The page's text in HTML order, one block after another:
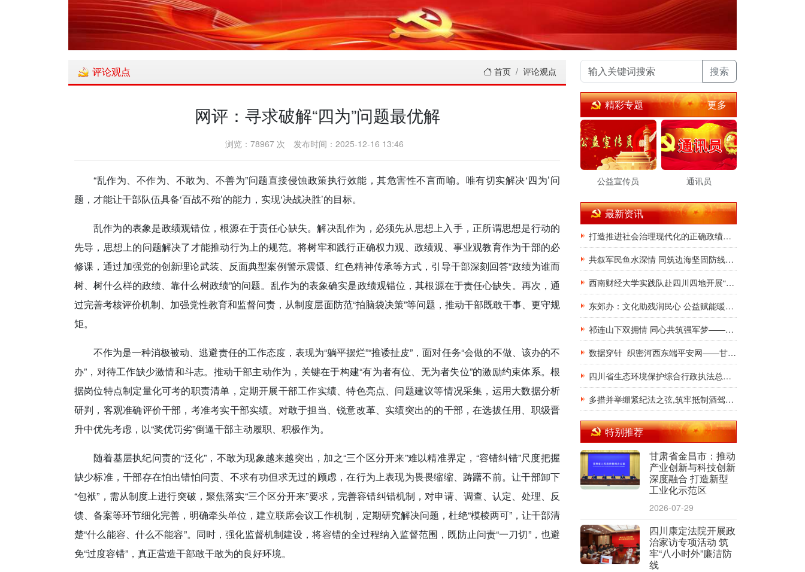
评论观点 首页 评论观点
网评：寻求破解“四为”问题最优解
浏览：78967 次 发布时间：2025-12-16 13:46
“乱作为、不作为、不敢为、不善为”问题直接侵蚀政策执行效能，其危害性不言而喻。唯有切实解决‘四为’问
题，才能让干部队伍具备‘百战不殆’的能力，实现‘决战决胜’的目标。
乱作为的表象是政绩观错位，根源在于责任心缺失。解决乱作为，必须先从思想上入手，正所谓思想是行动的
先导，思想上的问题解决了才能推动行为上的规范。将树牢和践行正确权力观、政绩观、事业观教育作为干部的必
修课，通过加强党的创新理论武装、反面典型案例警示震慑、红色精神传承等方式，引导干部深刻回答“政绩为谁而
树、树什么样的政绩、靠什么树政绩”的问题。乱作为的表象确实是政绩观错位，其根源在于责任心缺失。再次，通
过完善考核评价机制、加强党性教育和监督问责，从制度层面防范“拍脑袋决策”等问题，推动干部既敢干事、更守规
矩。
不作为是一种消极被动、逃避责任的工作态度，表现为“躺平摆烂”“推诿扯皮”，面对任务“会做的不做、该办的不
办”，对待工作缺少激情和斗志。推动干部主动作为，关键在于构建“有为者有位、无为者失位”的激励约束体系。根
据岗位特点制定量化可考的职责清单，定期开展干部工作实绩、特色亮点、问题建议等情况采集，运用大数据分析
研判，客观准确评价干部，考准考实干部实绩。对敢于担当、锐意改革、实绩突出的的干部，在选拔任用、职级晋
升中优先考虑，以“奖优罚劣”倒逼干部主动履职、积极作为。
随着基层执纪问责的“泛化”，不敢为现象越来越突出，加之“三个区分开来”难以精准界定，“容错纠错”尺度把握
缺少标准，干部存在怕出错怕问责、不求有功但求无过的顾虑，在行为上表现为畏畏缩缩、踌躇不前。让干部卸下
“包袱”，需从制度上进行突破，聚焦落实“三个区分开来”要求，完善容错纠错机制，对申请、调查、认定、处理、反
馈、备案等环节细化完善，明确牵头单位，建立联席会议工作机制，定期研究解决问题，杜绝“模棱两可”，让干部清
楚“什么能容、什么不能容”。同时，强化监督机制建设，将容错的全过程纳入监督范围，既防止问责“一刀切”，也避
免“过度容错”，真正营造干部敢干敢为的良好环境。
搜索
精彩专题 更多
公益宣传员 通讯员
最新资讯
打造推进社会治理现代化的正确政绩观底色
共叙军民鱼水深情 同筑边海坚固防线——防城港市深入开展2026年八一建军节慰问活动
西南财经大学实践队赴四川四地开展“三下乡”社会实践活动
东郊办：文化助残润民心 公益赋能暖基层
祁连山下双拥情 同心共筑强军梦——甘肃武威市四级联动开展“八一”系列拥军优属活动
数据穿针 织密河西东端平安网——甘肃武威公安数字化融合激活基层治理新动能
四川省生态环境保护综合行政执法总队总队长陈力带队赴达州调研生态环境执法工作
多措并举绷紧纪法之弦,筑牢抵制酒驾醉驾坚固防线
特别推荐
甘肃省金昌市：推动
产业创新与科技创新
深度融合 打造新型
工业化示范区
2026-07-29
四川康定法院开展政
治家访专项活动 筑
牢“八小时外”廉洁防
线